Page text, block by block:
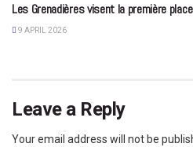
Les Grenadières visent la première
9 APRIL 2026
Leave a Reply
Your email address will not be